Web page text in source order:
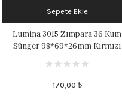
Sepete Ekle
Lumina 3015 Zımpara 36 Kum
Sünger 98*69*26mm Kırmızı
170,00 ₺